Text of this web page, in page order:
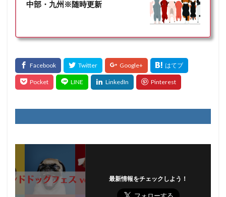
中部・九州※随時更新
最新情報をチェックしよう！